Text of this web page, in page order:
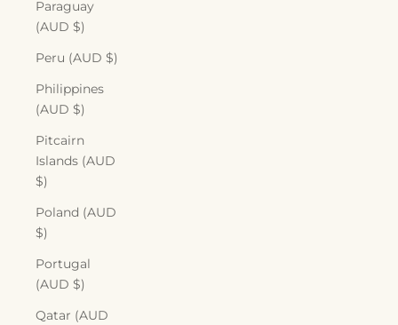
Paraguay
(AUD $)
Peru (AUD $)
Philippines
(AUD $)
Pitcairn
Islands (AUD
$)
Poland (AUD
$)
Portugal
(AUD $)
Qatar (AUD